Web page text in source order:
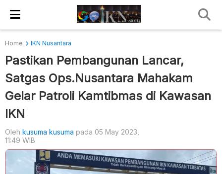
Home IKN Nusantara
Pastikan Pembangunan Lancar,
Satgas Ops.Nusantara Mahakam
Gelar Patroli Kamtibmas di Kawasan
IKN
Oleh kusuma kusuma pada 05 May 2023,
11:49 WIB